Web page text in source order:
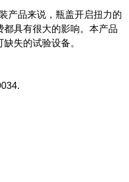
产品来说，瓶盖开启扭力的
具有很大的影响。本产品
失的试验设备。